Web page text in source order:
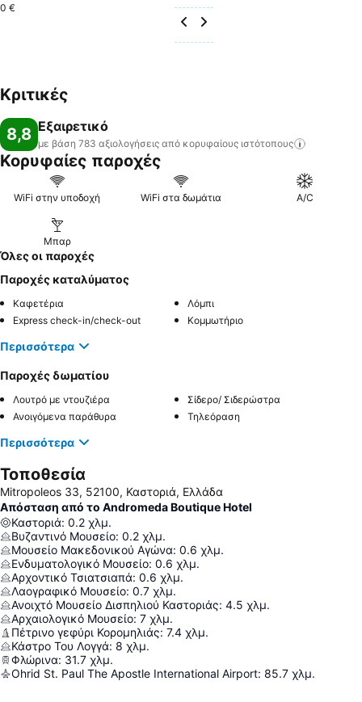
0 €
Κριτικές
8,8 Εξαιρετικό
με βάση 783 αξιολογήσεις από κορυφαίους ιστότοπους
Κορυφαίες παροχές
WiFi στην υποδοχή WiFi στα δωμάτια A/C
Μπαρ
Όλες οι παροχές
Παροχές καταλύματος
Καφετέρια
Λόμπι
Express check-in/check-out
Κομμωτήριο
Περισσότερα
Παροχές δωματίου
Λουτρό με ντουζιέρα
Σίδερο/ Σιδερώστρα
Ανοιγόμενα παράθυρα
Τηλεόραση
Περισσότερα
Τοποθεσία
Mitropoleos 33, 52100, Καστοριά, Ελλάδα
Απόσταση από το Andromeda Boutique Hotel
Καστοριά: 0.2 χλμ.
Βυζαντινό Μουσείο: 0.2 χλμ.
Μουσείο Μακεδονικού Αγώνα: 0.6 χλμ.
Ενδυματολογικό Μουσείο: 0.6 χλμ.
Αρχοντικό Τσιατσιαπά: 0.6 χλμ.
Λαογραφικό Μουσείο: 0.7 χλμ.
Ανοιχτό Μουσείο Δισπηλιού Καστοριάς: 4.5 χλμ.
Αρχαιολογικό Μουσείο: 7 χλμ.
Πέτρινο γεφύρι Κορομηλιάς: 7.4 χλμ.
Κάστρο Του Λογγά: 8 χλμ.
Φλώρινα: 31.7 χλμ.
Ohrid St. Paul The Apostle International Airport: 85.7 χλμ.